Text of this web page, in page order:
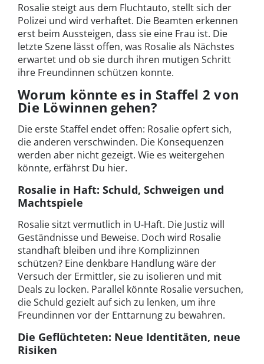
Rosalie steigt aus dem Fluchtauto, stellt sich der
Polizei und wird verhaftet. Die Beamten erkennen
erst beim Aussteigen, dass sie eine Frau ist. Die
letzte Szene lässt offen, was Rosalie als Nächstes
erwartet und ob sie durch ihren mutigen Schritt
ihre Freundinnen schützen konnte.
Worum könnte es in Staffel 2 von
Die Löwinnen gehen?
Die erste Staffel endet offen: Rosalie opfert sich,
die anderen verschwinden. Die Konsequenzen
werden aber nicht gezeigt. Wie es weitergehen
könnte, erfährst Du hier.
Rosalie in Haft: Schuld, Schweigen und
Machtspiele
Rosalie sitzt vermutlich in U-Haft. Die Justiz will
Geständnisse und Beweise. Doch wird Rosalie
standhaft bleiben und ihre Komplizinnen
schützen? Eine denkbare Handlung wäre der
Versuch der Ermittler, sie zu isolieren und mit
Deals zu locken. Parallel könnte Rosalie versuchen,
die Schuld gezielt auf sich zu lenken, um ihre
Freundinnen vor der Enttarnung zu bewahren.
Die Geflüchteten: Neue Identitäten, neue
Risiken